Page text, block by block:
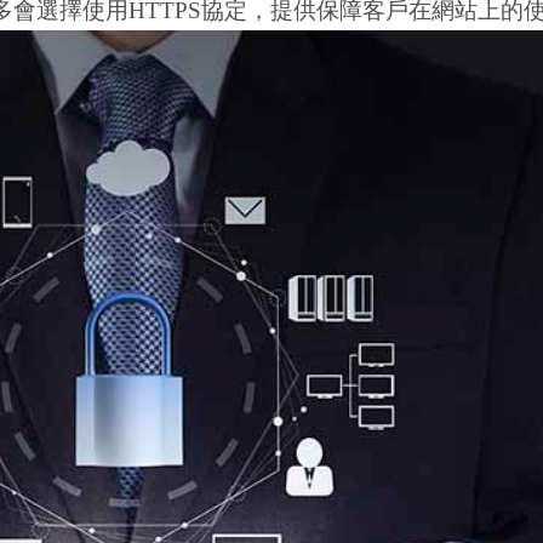
選擇使用HTTPS協定，提供保障客戶在網站上的